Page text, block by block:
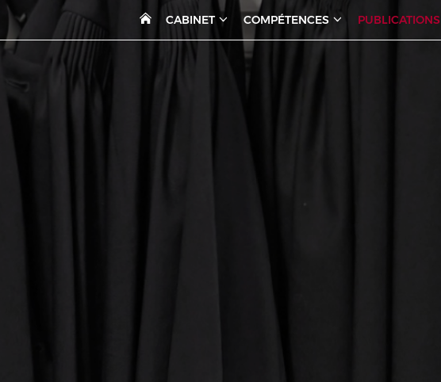
CABINET COMPÉTENCES PUBLICATIONS